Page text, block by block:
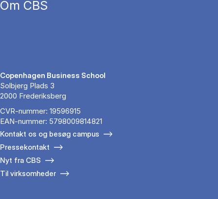
Om CBS
Copenhagen Business School
Solbjerg Plads 3
2000 Frederiksberg
CVR-nummer: 19596915
EAN-nummer: 5798009814821
Kontakt os og besøg campus
Pressekontakt
Nyt fra CBS
Til virksomheder